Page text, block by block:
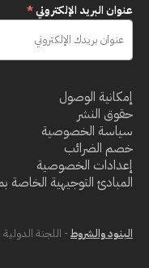
عنوان البريد الإلكتروني*
إمكانية الوصول
حقوق النشر
سياسة الخصوصية
خصم الضرائب
إعدادات الخصوصية
المبادئ التوجيهية الخاصة
البنود والشروط - اللجنة الدولية للصليب